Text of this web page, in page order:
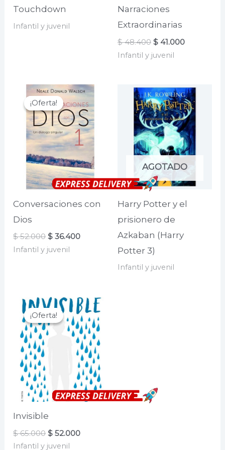
Touchdown
Infantil y juvenil
Narraciones
Extraordinarias
$48.400 El
precio
original
$ 41.000El
Infantil y juvenil
¡Oferta!
¡Oferta!
Conversaciones con
Dios
$52.000 El
precio
original
$ 36.400El
Infantil y juvenil
AGOTADO
Harry Potter y el
prisionero de
Azkaban (Harry
Potter 3)
Infantil y juvenil
¡Oferta!
¡Oferta!
Invisible
$65.000 El
precio
$ 52.000El
Infantil y juvenil